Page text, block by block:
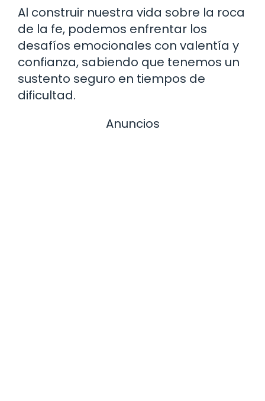
Al construir nuestra vida sobre la roca
de la fe, podemos enfrentar los
desafíos emocionales con valentía y
confianza, sabiendo que tenemos un
sustento seguro en tiempos de
dificultad.
Anuncios